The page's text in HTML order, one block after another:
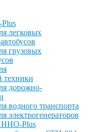
легковых
грузовых
техники
дорожно-
водного транспорта
электрогенераторов
ННО-Plus